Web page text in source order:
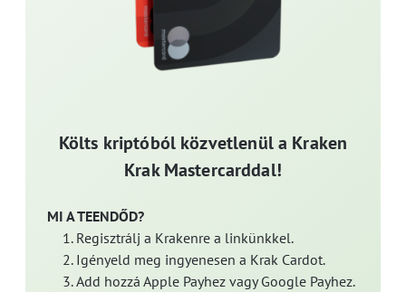
Költs kriptóból közvetlenül a Kraken
Krak Mastercarddal!
MI A TEENDŐD?
Regisztrálj a Krakenre a linkünkkel.
Igényeld meg ingyenesen a Krak Cardot.
Add hozzá Apple Payhez vagy Google Payhez.